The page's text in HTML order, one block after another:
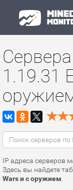
1.19.31
IP адреса серверов
Здесь вы найдете
Wars и с оружием